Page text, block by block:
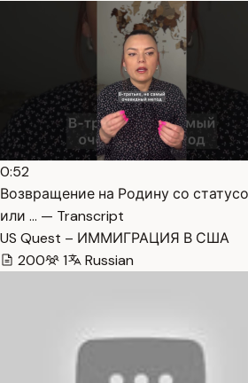
0:52
Возвращение на Родину со
или … — Transcript
US Quest – ИММИГРАЦИЯ В США
200
1 Russian